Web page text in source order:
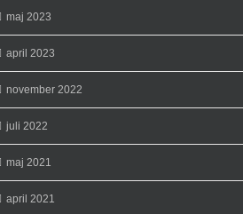
maj 2023
april 2023
november 2022
juli 2022
maj 2021
april 2021